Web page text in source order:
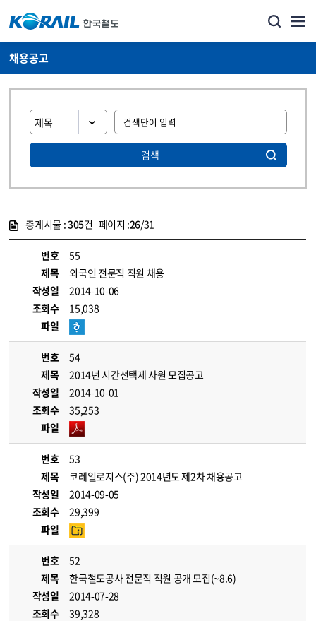
채용공고
검색
총게시물 :305건 페이지 :26/31
번호
55
제목
외국인 전문직 직원 채용
작성일
2014-10-06
조회수
15,038
파일
번호
54
제목
2014년 시간선택제 사원 모집공고
작성일
2014-10-01
조회수
35,253
파일
번호
53
제목
코레일로지스(주) 2014년도 제2차 채용공고
작성일
2014-09-05
조회수
29,399
파일
번호
52
제목
한국철도공사 전문직 직원 공개 모집(~8.6)
작성일
2014-07-28
조회수
39,328